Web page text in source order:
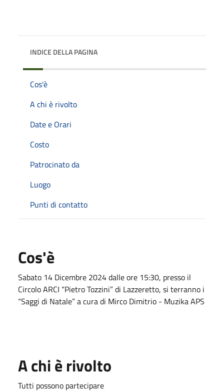
INDICE DELLA PAGINA
Cos'è
A chi è rivolto
Date e Orari
Costo
Patrocinato da
Luogo
Punti di contatto
Cos'è
Sabato 14 Dicembre 2024 dalle ore 15:30, presso il
Circolo ARCI “Pietro Tozzini” di Lazzeretto, si terranno i
“Saggi di Natale” a cura di Mirco Dimitrio - Muzika APS
A chi è rivolto
Tutti possono partecipare